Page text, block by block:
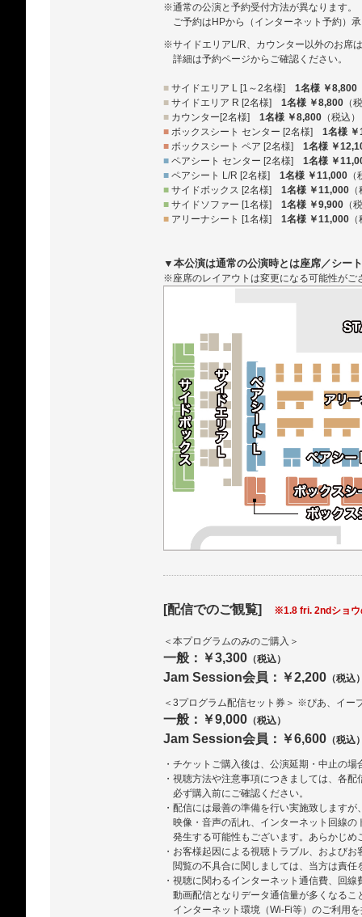
※通常の公演と予約受付方法が異なります。
ご予約はHPから（インターネット予約）
※サイドエリアL/R、カウンター以外のお席
詳細は予約ページからご確認ください。
■ サイドエリア L [1～2名様] 1名様 ￥8,800
■ サイドエリア R [2名様] 1名様 ￥8,800 （
■ カウンター[2名様] 1名様 ￥8,800 （税込）
■ ボックスシート センター [2名様] 1名様
■ ボックスシート ペア [2名様] 1名様 ￥
■ ペアシート センター [2名様] 1名様 ￥
■ ペアシート L/R [2名様] 1名様 ￥11,000
■ サイドボックス [2名様] 1名様 ￥11,000
■ サイドソファー [1名様] 1名様 ￥9,900 （
■ アリーナシート [1名様] 1名様 ￥11,000
▼本公演は通常の公演時とは座席／シー
※座席のレイアウトは変更になる可能性がご
[配信でのご観覧] ※1.8 fri. 2ndショウ
＜本プログラムのみのご購入＞
一般：￥3,300 （税込）
Jam Session会員：￥2,200 （税込
＜3プログラム配信セット券＞ ※ぴあ、イー
一般：￥9,000 （税込）
Jam Session会員：￥6,600 （税込
・チケットご購入後は、公演延期・中止の
・視聴方法や注意事項につきましては、各
必ず購入前にご確認ください。
・配信には最善の準備を行い実施致します
映像・音声の乱れ、インターネット回線
発生する可能性もございます。あらかじめ
・お客様起因による視聴トラブル、および
閲覧の不具合に関しましては、当方は責任
・視聴に関わるインターネット通信費、回
動画配信となりデータ通信量が多くなるこ
インターネット環境（Wi-Fi等）のご利用